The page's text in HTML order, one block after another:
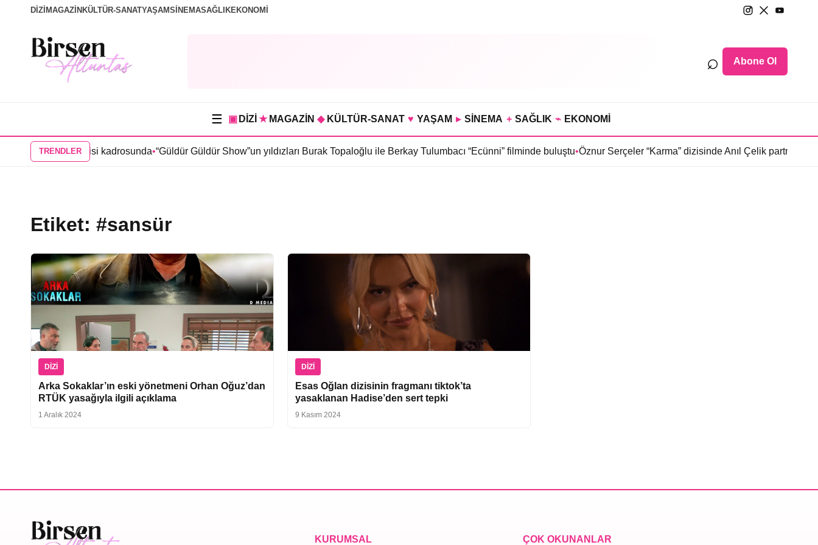
DİZİ MAGAZİN KÜLTÜR-SANATYAŞAMSİNEMASAĞLIKEKONOMİ
⌕ Abone Ol
☰ ▣ DİZİ ★ MAGAZİN ◆ KÜLTÜR-SANAT ♥ YAŞAM ▸ SİNEMA + SAĞLIK ⌁ EKONOMİ
TRENDLER
“Karma” dizisi kadrosunda•“Güldür Güldür Show”un yıldızları Burak Topaloğlu ile Berkay Tulumbacı “Ecünni” filminde buluştu•Öznur Serçeler “Karma” dizisinde Anıl Çelik partneri oldu
Etiket: #sansür
DIZI
Arka Sokaklar’ın eski yönetmeni Orhan Oğuz’dan
RTÜK yasağıyla ilgili açıklama
1 Aralık 2024
DIZI
Esas Oğlan dizisinin fragmanı tiktok’ta
yasaklanan Hadise’den sert tepki
9 Kasım 2024
KURUMSAL ÇOK OKUNANLAR